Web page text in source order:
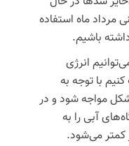
ماه استفاده
باشیم.
انرژی
با توجه به
مواجه شود و در
آبی را به
کمتر می‌شود.